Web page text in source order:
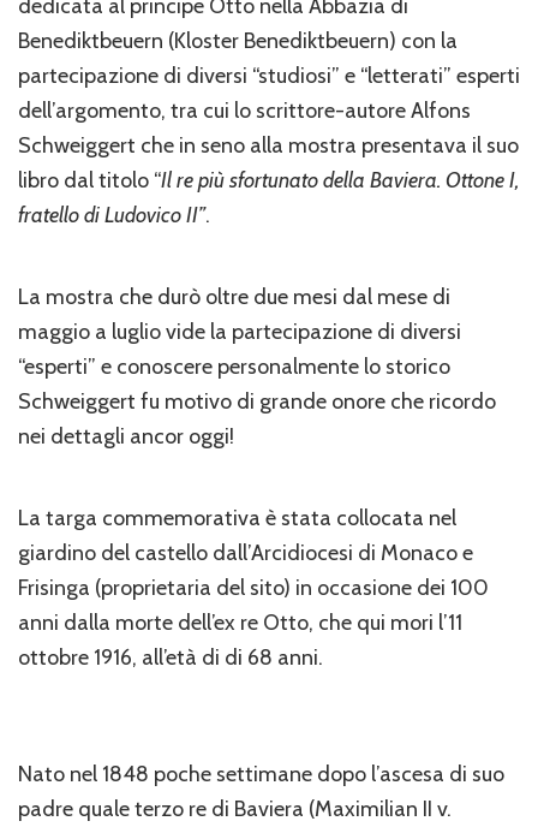
dedicata al principe Otto nella Abbazia di
Benediktbeuern (Kloster Benediktbeuern) con la
partecipazione di diversi “studiosi” e “letterati” esperti
dell’argomento, tra cui lo scrittore-autore Alfons
Schweiggert che in seno alla mostra presentava il suo
libro dal titolo “Il re più sfortunato della Baviera. Ottone I,
fratello di Ludovico II”.
La mostra che durò oltre due mesi dal mese di
maggio a luglio vide la partecipazione di diversi
“esperti” e conoscere personalmente lo storico
Schweiggert fu motivo di grande onore che ricordo
nei dettagli ancor oggi!
La targa commemorativa è stata collocata nel
giardino del castello dall’Arcidiocesi di Monaco e
Frisinga (proprietaria del sito) in occasione dei 100
anni dalla morte dell’ex re Otto, che qui mori l’11
ottobre 1916, all’età di di 68 anni.
Nato nel 1848 poche settimane dopo l’ascesa di suo
padre quale terzo re di Baviera (Maximilian II v.